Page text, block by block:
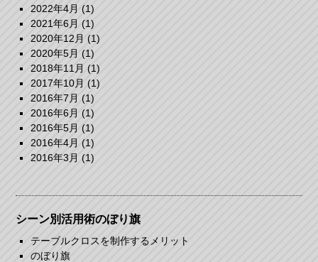
2022年4月 (1)
2021年6月 (1)
2020年12月 (1)
2020年5月 (1)
2018年11月 (1)
2017年10月 (1)
2016年7月 (1)
2016年6月 (1)
2016年5月 (1)
2016年4月 (1)
2016年3月 (1)
シーン別活用術のぼり旗
テーブルクロスを制作するメリット
のぼり旗